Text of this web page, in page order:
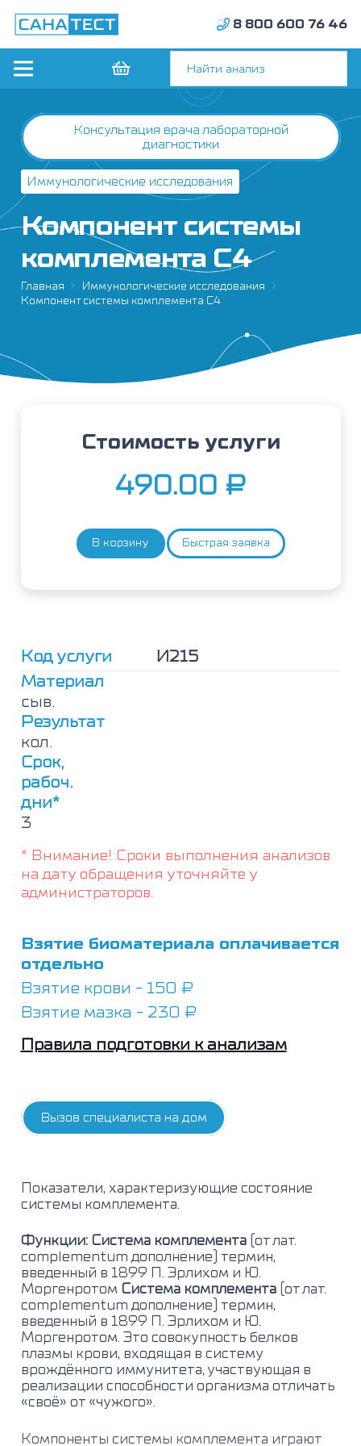
8 800 600 76 46
Консультация врача лабораторной
диагностики
Иммунологические исследования
Компонент системы
комплемента С4
Главная
Иммунологические исследования
Компонент системы комплемента С4
Код услуги
И215
Материал
сыв.
Результат
кол.
Срок,
рабоч.
дни*
3
* Внимание! Сроки выполнения анализов
на дату обращения уточняйте у
администраторов.
Взятие биоматериала оплачивается
отдельно
Взятие крови - 150 ₽
Взятие мазка - 230 ₽
Правила подготовки к анализам
Вызов специалиста на дом
Показатели, характеризующие состояние
системы комплемента.
Функции: Система комплемента(от лат.
complementum дополнение) термин,
введенный в 1899 П. Эрлихом и Ю.
Моргенротом Система комплемента(от лат.
complementum дополнение) термин,
введенный в 1899 П. Эрлихом и Ю.
Моргенротом. Это совокупность белков
плазмы крови, входящая в систему
врождённого иммунитета, участвующая в
реализации способности организма отличать
«своё» от «чужого».
Компоненты системы комплемента играют
Стоимость услуги
490.00 ₽
Количество
В корзину Быстрая заявка